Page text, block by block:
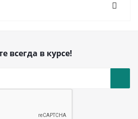
всегда в курсе!